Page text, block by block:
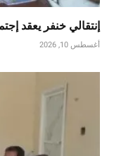
إنتقالي خنفر يعقد
أغسطس 10, 2026